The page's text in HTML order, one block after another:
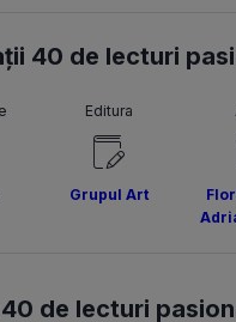
40 de lecturi
Editura
Grupul Art
de lecturi